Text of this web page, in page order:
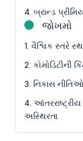
4. બ્રાન્ડ
જોખમો
1. વૈશ્વિક સ્તરે
2. કોમોડિટીની
3. નિકાસ
4.
અસ્થિરતા